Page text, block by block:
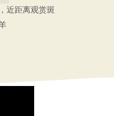
近距离观赏斑